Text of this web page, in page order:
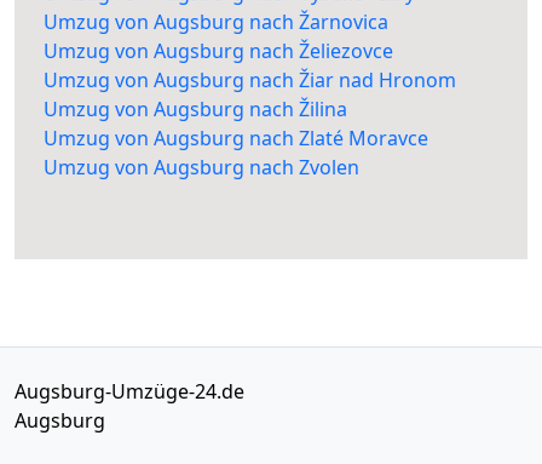
Umzug von Augsburg nach Žarnovica
Umzug von Augsburg nach Želiezovce
Umzug von Augsburg nach Žiar nad Hronom
Umzug von Augsburg nach Žilina
Umzug von Augsburg nach Zlaté Moravce
Umzug von Augsburg nach Zvolen
Augsburg-Umzüge-24.de
Augsburg